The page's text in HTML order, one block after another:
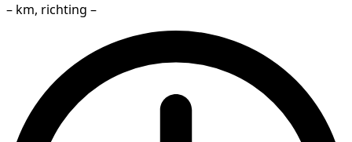
– km, richting –